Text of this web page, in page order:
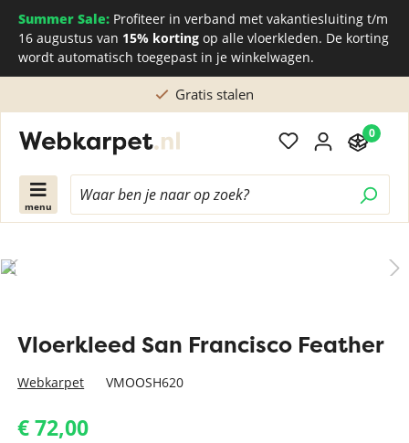
Summer Sale: Profiteer in verband met vakantiesluiting t/m
16 augustus van 15% korting op alle vloerkleden. De korting
wordt automatisch toegepast in je winkelwagen.
Gratis stalen
menu
0
Vloerkleed San Francisco Feather
Webkarpet VMOOSH620
€ 72,00